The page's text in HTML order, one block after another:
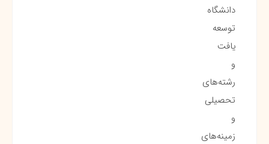
دانشگاه
توسعه
یافت
و
رشته‌های
تحصیلی
و
زمینه‌های